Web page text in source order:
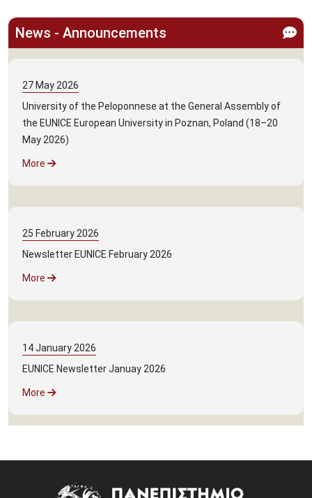
News - Announcements
27 May2026
University of the Peloponnese at the General Assembly of
the EUNICE European University in Poznan, Poland (18–20
May 2026)
More
25 February2026
Newsletter EUNICE February 2026
More
14January2026
EUNICE Newsletter Januay 2026
More